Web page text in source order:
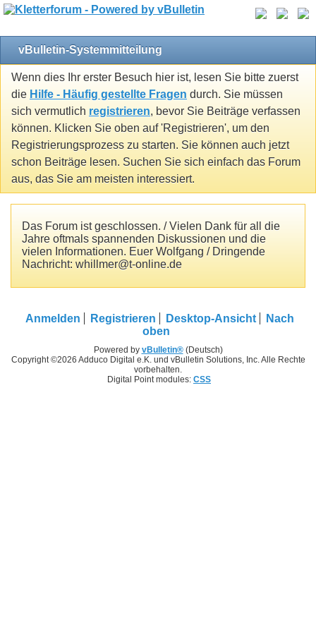
vBulletin-Systemmitteilung
Wenn dies Ihr erster Besuch hier ist, lesen Sie bitte zuerst
die Hilfe - Häufig gestellte Fragen durch. Sie müssen
sich vermutlich registrieren, bevor Sie Beiträge verfassen
können. Klicken Sie oben auf 'Registrieren', um den
Registrierungsprozess zu starten. Sie können auch jetzt
schon Beiträge lesen. Suchen Sie sich einfach das Forum
aus, das Sie am meisten interessiert.
Das Forum ist geschlossen. / Vielen Dank für all die
Jahre oftmals spannenden Diskussionen und die
vielen Informationen. Euer Wolfgang / Dringende
Nachricht: whillmer@t-online.de
Anmelden Registrieren Desktop-Ansicht
Nach
oben
Powered by vBulletin®(Deutsch)
Copyright ©2026 Adduco Digital e.K. und vBulletin Solutions, Inc. Alle Rechte
vorbehalten.
Digital Point modules: CSS